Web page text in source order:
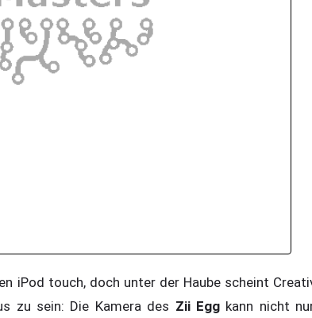
iPod touch, doch unter der Haube scheint
zu sein: Die Kamera des Zii Egg kann nicht